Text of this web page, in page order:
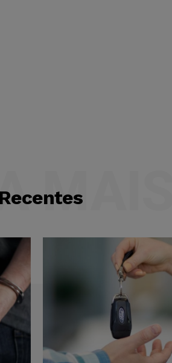
Recentes